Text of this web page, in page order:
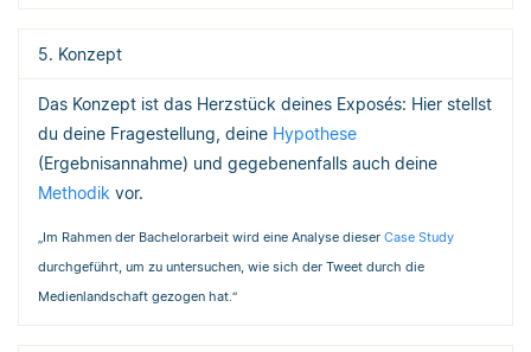
5. Konzept
Das Konzept ist das Herzstück deines Exposés: Hier stellst
du deine Fragestellung, deine Hypothese
(Ergebnisannahme) und gegebenenfalls auch deine
Methodik vor.
„Im Rahmen der Bachelorarbeit wird eine Analyse dieser Case Study
durchgeführt, um zu untersuchen, wie sich der Tweet durch die
Medienlandschaft gezogen hat.“